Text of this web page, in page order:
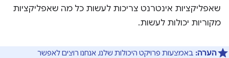
שאפליקציות אינטרנט צריכות לעשות כל מה שאפליקציות
מקוריות יכולות לעשות.
הערה: באמצעות פרויקט היכולות שלנו, אנחנו רוצים לאפשר